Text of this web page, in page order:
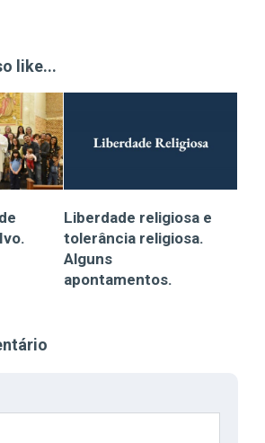
like...
Liberdade religiosa e
tolerância religiosa.
Alguns
apontamentos.